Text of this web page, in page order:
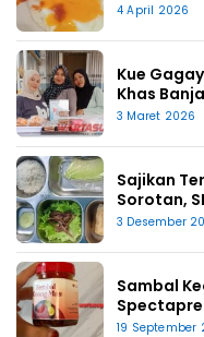
4 April 2026
Kue
Khas
3 Maret 2026
Sajikan
Sorotan,
3 Desember
Sambal
19 September